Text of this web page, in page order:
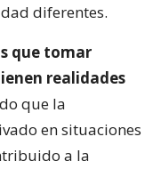
diferentes.
que tomar
realidades
que la
en situaciones
a la